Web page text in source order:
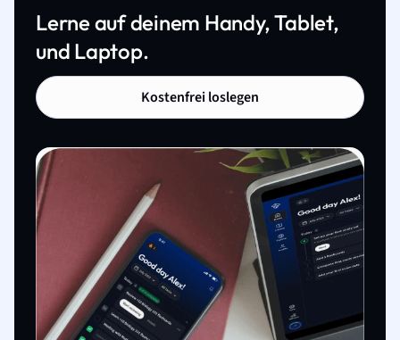
Lerne auf deinem Handy, Tablet,
und Laptop.
Kostenfrei loslegen